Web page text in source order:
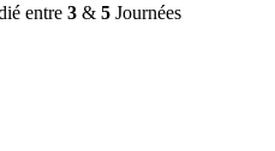
entre 3 & 5 Journées